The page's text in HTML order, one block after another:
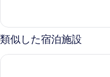
て
の
写
真
詳
細
ッ
ド
(複
数
ー
ド
ル
ム
類似した宿泊施設
ノボテル ケアンズ オアシス リ